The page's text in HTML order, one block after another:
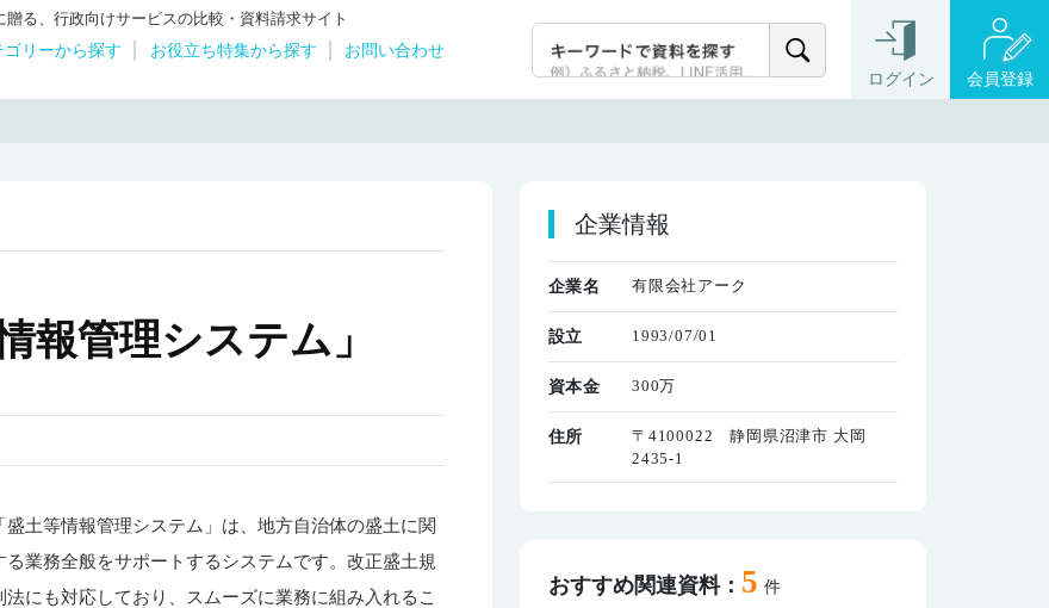
る、行政向けサービスの比較・資料請求サイト
ゴリーから探す お役立ち特集から探す
お問い合わせ
ログイン 会員登録
報管理システム」
「盛土等情報管理システム」は、地方自治体の盛土に関
る業務全般をサポートするシステムです。改正盛土規
法にも対応しており、スムーズに業務に組み入れるこ
企業情報
企業名 有限会社アーク
設立 1993/07/01
資本金 300万
住所
〒4100022 静岡県沼津市 大岡
2435-1
おすすめ関連資料： 5 件